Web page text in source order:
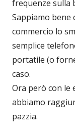
frequenze sulla
Sappiamo bene
commercio lo
semplice
portatile (o
caso.
Ora però con le
abbiamo
pazzia.